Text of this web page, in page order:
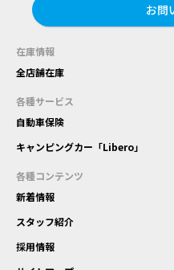
お問
在庫情報
全店舗在庫
各種サービス
自動車保険
キャンピングカー「Libero」
各種コンテンツ
新着情報
スタッフ紹介
採用情報